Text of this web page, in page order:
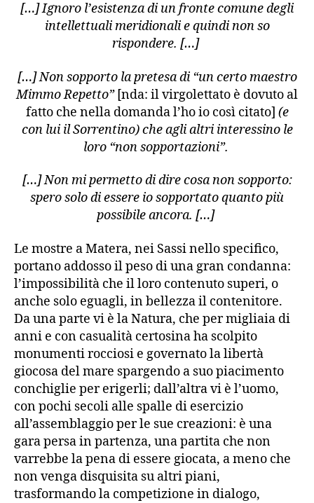
[…] Ignoro l’esistenza di un fronte comune degli
intellettuali meridionali e quindi non so
rispondere. […]
[…] Non sopporto la pretesa di “un certo maestro
Mimmo Repetto” [nda: il virgolettato è dovuto al
fatto che nella domanda l’ho io così citato] (e
con lui il Sorrentino) che agli altri interessino le
loro “non sopportazioni”.
[…] Non mi permetto di dire cosa non sopporto:
spero solo di essere io sopportato quanto più
possibile ancora. […]
Le mostre a Matera, nei Sassi nello specifico,
portano addosso il peso di una gran condanna:
l’impossibilità che il loro contenuto superi, o
anche solo eguagli, in bellezza il contenitore.
Da una parte vi è la Natura, che per migliaia di
anni e con casualità certosina ha scolpito
monumenti rocciosi e governato la libertà
giocosa del mare spargendo a suo piacimento
conchiglie per erigerli; dall’altra vi è l’uomo,
con pochi secoli alle spalle di esercizio
all’assemblaggio per le sue creazioni: è una
gara persa in partenza, una partita che non
varrebbe la pena di essere giocata, a meno che
non venga disquisita su altri piani,
trasformando la competizione in dialogo,